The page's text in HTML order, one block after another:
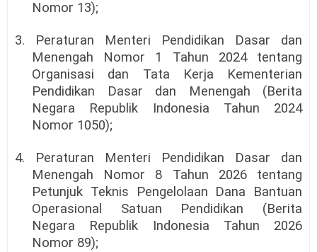
Nomor 13);
3. Peraturan Menteri Pendidikan Dasar dan
Menengah Nomor 1 Tahun 2024 tentang
Organisasi dan Tata Kerja Kementerian
Pendidikan Dasar dan Menengah (Berita
Negara Republik Indonesia Tahun 2024
Nomor 1050);
4. Peraturan Menteri Pendidikan Dasar dan
Menengah Nomor 8 Tahun 2026 tentang
Petunjuk Teknis Pengelolaan Dana Bantuan
Operasional Satuan Pendidikan (Berita
Negara Republik Indonesia Tahun 2026
Nomor 89);